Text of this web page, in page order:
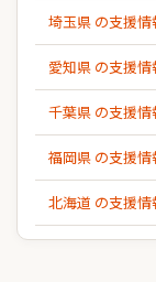
埼玉県 の支援情
愛知県 の支援情
千葉県 の支援情
福岡県 の支援情
北海道 の支援情